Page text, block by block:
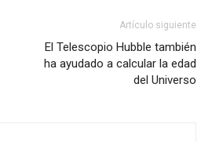
Artículo siguiente
El Telescopio Hubble también
ha ayudado a calcular la edad
del Universo